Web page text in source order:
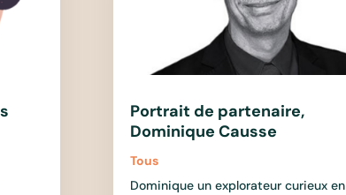
Portrait de partenaire,
Dominique Causse
Tous
Dominique un explorateur curieux en